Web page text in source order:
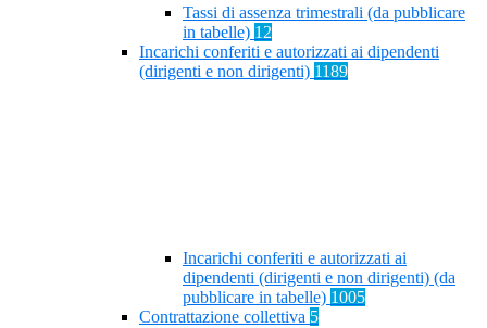
Tassi di assenza trimestrali (da pubblicare
in tabelle) 12
Incarichi conferiti e autorizzati ai dipendenti
(dirigenti e non dirigenti) 1189
Incarichi conferiti e autorizzati ai
dipendenti (dirigenti e non dirigenti) (da
pubblicare in tabelle) 1005
Contrattazione collettiva 5